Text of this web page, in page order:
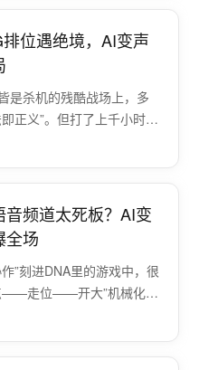
行用自己···
位遇绝境，AI变声
是杀机的残酷战场上，多
正义”。但打了上千小时的
实：枪法决定了你能否
转移被···
音频道太死板？AI变
全场
”刻进DNA里的游戏中，很
——走位——开大”机械化流
但在快速游戏或普通天
···